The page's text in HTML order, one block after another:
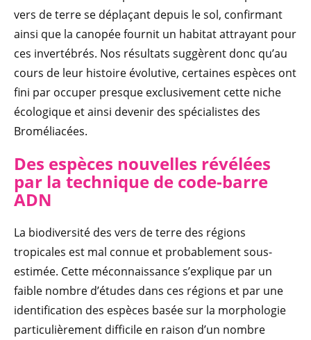
vers de terre se déplaçant depuis le sol, confirmant
ainsi que la canopée fournit un habitat attrayant pour
ces invertébrés. Nos résultats suggèrent donc qu’au
cours de leur histoire évolutive, certaines espèces ont
fini par occuper presque exclusivement cette niche
écologique et ainsi devenir des spécialistes des
Broméliacées.
Des espèces nouvelles révélées
par la technique de code-barre
ADN
La biodiversité des vers de terre des régions
tropicales est mal connue et probablement sous-
estimée. Cette méconnaissance s’explique par un
faible nombre d’études dans ces régions et par une
identification des espèces basée sur la morphologie
particulièrement difficile en raison d’un nombre